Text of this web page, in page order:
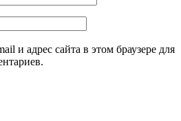
и адрес сайта в этом браузере для